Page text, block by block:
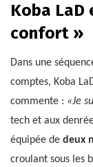
Koba LaD
confort »
Dans une
comptes, Koba
commente : «Je
tech et aux
équipée de deux
croulant sous les